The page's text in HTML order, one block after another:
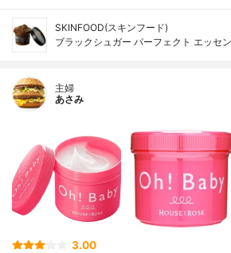
SKINFOOD(スキンフード)
ブラックシュガー パーフェクト エッセ
主婦
あさみ
3.00